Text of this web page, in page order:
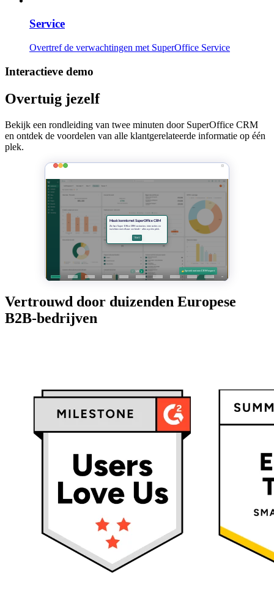
Service
Overtref de verwachtingen met SuperOffice Service
Interactieve demo
Overtuig jezelf
Bekijk een rondleiding van twee minuten door SuperOffice CRM
en ontdek de voordelen van alle klantgerelateerde informatie op één
plek.
Vertrouwd door duizenden Europese
B2B-bedrijven